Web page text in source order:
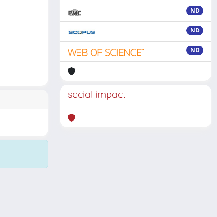
ND
ND
ND
social impact